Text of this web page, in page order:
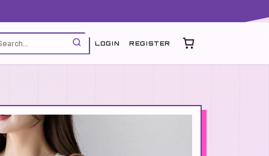
LOGIN REGISTER